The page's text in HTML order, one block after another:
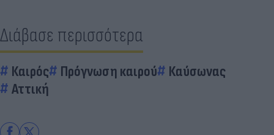
Διάβασε περισσότερα
Καιρός Πρόγνωση καιρού
Καύσωνας
Αττική